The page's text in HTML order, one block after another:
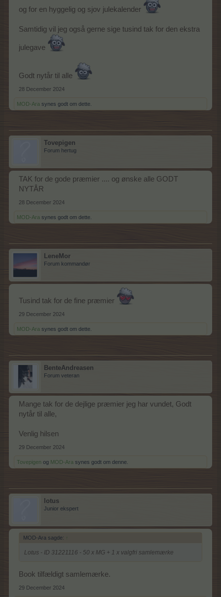
og for en hyggelig og sjov julekalender
Samtidig vil jeg også gerne sige tusind tak for den ekstra
julegave
Godt nytår til alle
28 December 2024
MOD-Ara synes godt om dette.
Tovepigen
Forum hertug
TAK for de gode præmier .... og ønske alle GODT
NYTÅR
28 December 2024
MOD-Ara synes godt om dette.
LeneMor
Forum kommandør
Tusind tak for de fine præmier
29 December 2024
MOD-Ara synes godt om dette.
BenteAndreasen
Forum veteran
Mange tak for de dejlige præmier jeg har vundet, Godt
nytår til alle,
Venlig hilsen
29 December 2024
Tovepigen og MOD-Ara synes godt om denne.
lotus
Junior ekspert
MOD-Ara sagde: ↑
Lotus - ID 31221116 - 50 x MG + 1 x valgfri samlemærke
Book tilfældigt samlemærke.
29 December 2024